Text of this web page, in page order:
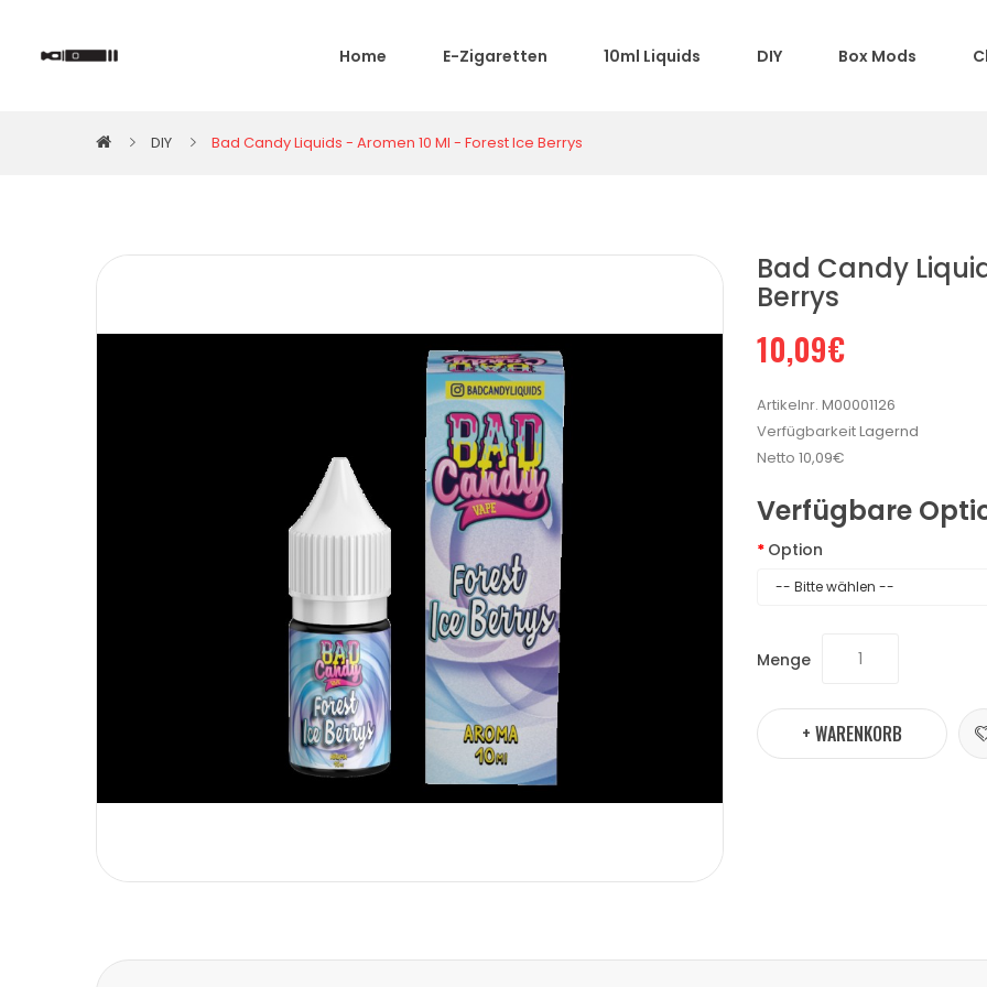
Home E-Zigaretten 10ml Liquids DIY Box Mods
DIY Bad Candy Liquids - Aromen 10 Ml - Forest Ice Berrys
Bad Candy
Berrys
10,09€
Artikelnr. M00001126
VerfügbarkeitLagernd
Netto 10,09€
Verfügbare
Option
Menge
+ WARENKORB